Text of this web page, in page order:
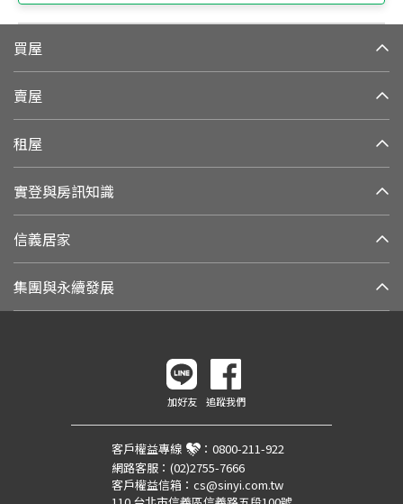
買屋
賣屋
租屋
實登與房訊知識
信義居家
集團與永續發展
加好友 追蹤我們
客戶權益專線 ： 0800-211-922
網路客服： (02)2755-7666
客戶權益信箱： cs@sinyi.com.tw